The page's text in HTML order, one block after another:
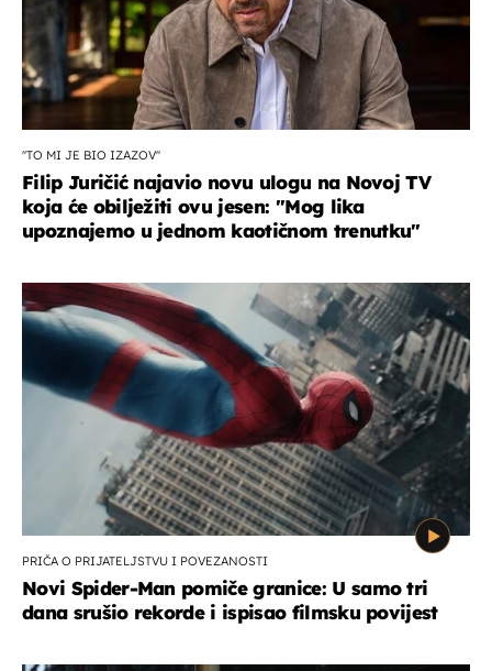
''TO MI JE BIO IZAZOV''
Filip Juričić najavio novu ulogu na Novoj TV
koja će obilježiti ovu jesen: ''Mog lika
upoznajemo u jednom kaotičnom trenutku''
PRIČA O PRIJATELJSTVU I POVEZANOSTI
Novi Spider-Man pomiče granice: U samo tri
dana srušio rekorde i ispisao filmsku povijest